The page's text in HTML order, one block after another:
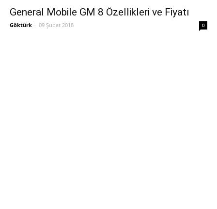
General Mobile GM 8 Özellikleri ve Fiyatı
Göktürk - 09 Şubat 2018 0